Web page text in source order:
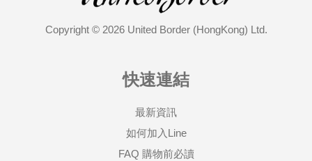
Copyright © 2026 United Border (HongKong) Ltd.
快速連結
最新資訊
如何加入Line
FAQ 購物前必讀